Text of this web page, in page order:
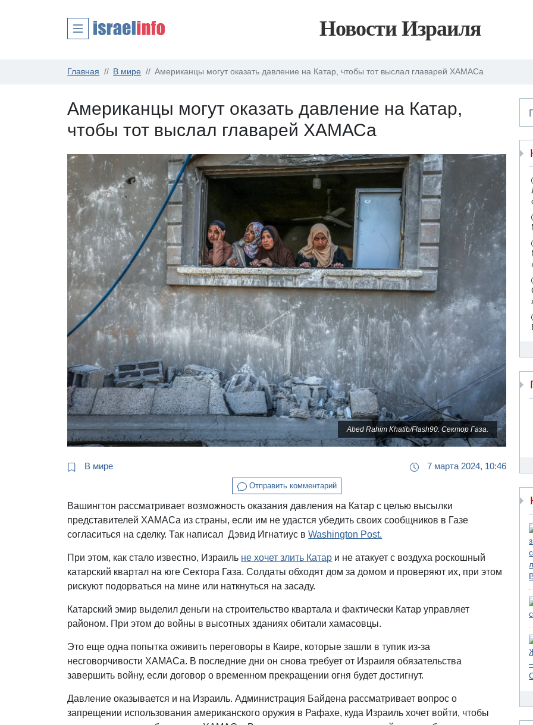
Новости Израиля
Главная В мире Американцы могут оказать давление на Катар, чтобы тот выслал главарей ХАМАСа
Американцы могут оказать давление на Катар,
чтобы тот выслал главарей ХАМАСа
Abed Rahim Khatib/Flash90. Сектор Газа.
В мире 7 марта 2024, 10:46
Отправить комментарий
Вашингтон рассматривает возможность оказания давления на Катар с целью высылки
представителей ХАМАСа из страны, если им не удастся убедить своих сообщников в Газе
согласиться на сделку. Так написал Дэвид Игнатиус вWashington Post.
При этом, как стало известно, Израиль не хочет злить Катар и не атакует с воздуха роскошный
катарский квартал на юге Сектора Газа. Солдаты обходят дом за домом и проверяют их, при этом
рискуют подорваться на мине или наткнуться на засаду.
Катарский эмир выделил деньги на строительство квартала и фактически Катар управляет
районом. При этом до войны в высотных зданиях обитали хамасовцы.
Это еще одна попытка оживить переговоры в Каире, которые зашли в тупик из-за
несговорчивости ХАМАСа. В последние дни он снова требует от Израиля обязательства
завершить войну, если договор о временном прекращении огня будет достигнут.
Давление оказывается и на Израиль. Администрация Байдена рассматривает вопрос о
запрещении использования американского оружия в Рафахе, куда Израиль хочет войти, чтобы